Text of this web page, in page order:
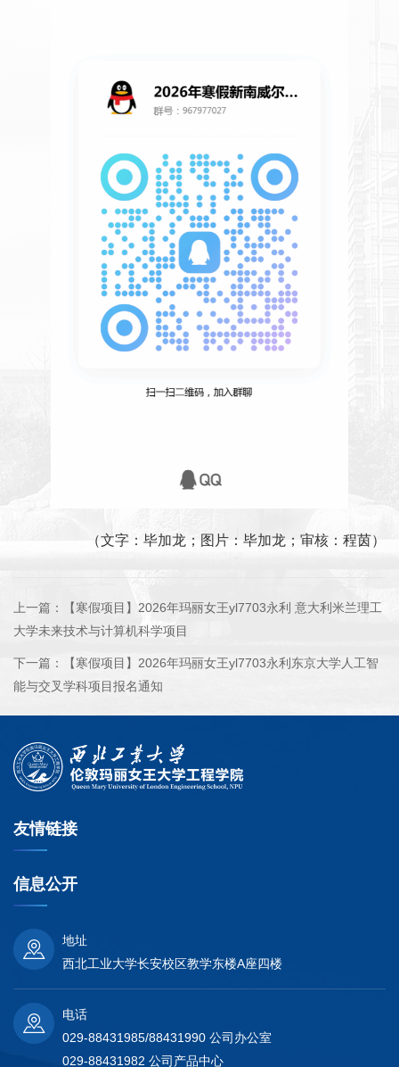
（文字：毕加龙；图片：毕加龙；审核：程茵）
上一篇：
【寒假项目】2026年玛丽女王yl7703永利 意大利米兰理工
大学未来技术与计算机科学项目
下一篇：
【寒假项目】2026年玛丽女王yl7703永利东京大学人工智
能与交叉学科项目报名通知
友情链接
信息公开
地址
西北工业大学长安校区教学东楼A座四楼
电话
029-88431985/88431990 公司办公室
029-88431982 公司产品中心